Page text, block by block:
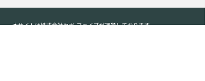
本サイトは株式会社セガ フェイブが運営しております。